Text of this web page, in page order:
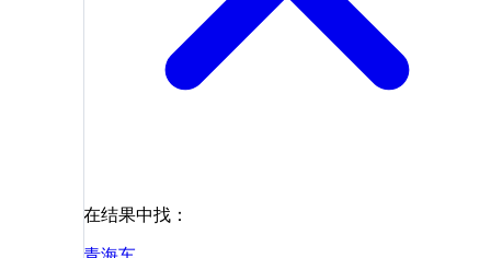
在结果中找：